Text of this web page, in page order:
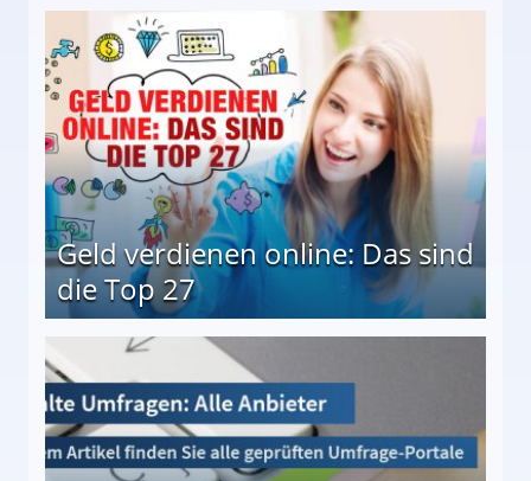
Geld verdienen online: Das sind
die Top 27